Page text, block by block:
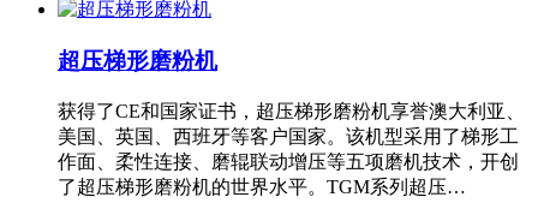
超压梯形磨粉机
获得了CE和国家证书，超压梯形磨粉机享誉澳大利亚、
美国、英国、西班牙等客户国家。该机型采用了梯形工
作面、柔性连接、磨辊联动增压等五项磨机技术，开创
了超压梯形磨粉机的世界水平。TGM系列超压…